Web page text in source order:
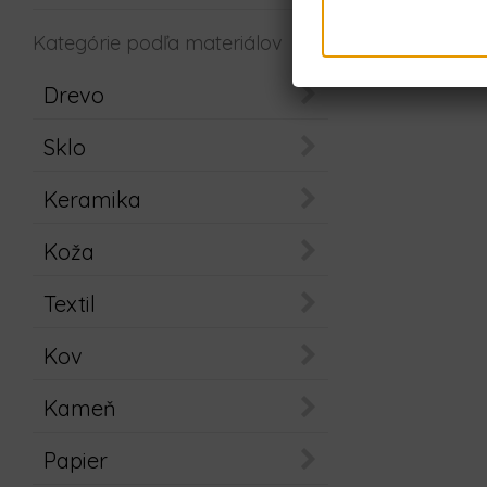
Kategórie podľa materiálov
Drevo
Sklo
Keramika
Koža
Textil
Kov
Kameň
Papier